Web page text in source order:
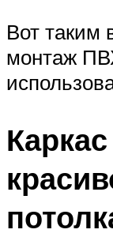
Вот таким
монтаж